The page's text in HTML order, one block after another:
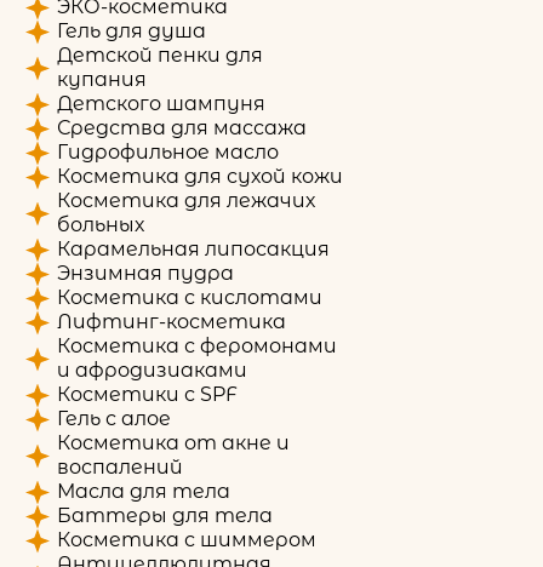
ЭКО-косметика
Гель для душа
Детской пенки для
купания
Детского шампуня
Средства для массажа
Гидрофильное масло
Косметика для сухой кожи
Косметика для лежачих
больных
Карамельная липосакция
Энзимная пудра
Косметика с кислотами
Лифтинг-косметика
Косметика с феромонами
и афродизиаками
Косметики с SPF
Гель с алое
Косметика от акне и
воспалений
Масла для тела
Баттеры для тела
Косметика с шиммером